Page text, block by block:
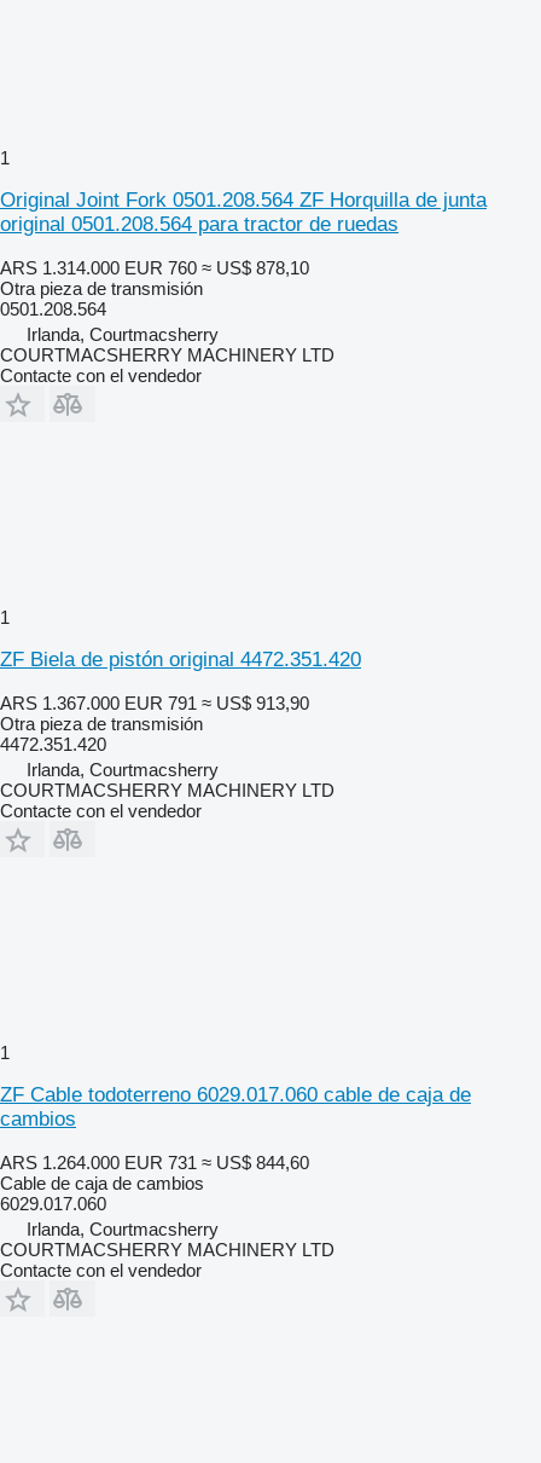
1
Original Joint Fork 0501.208.564 ZF Horquilla de junta
original 0501.208.564 para tractor de ruedas
ARS 1.314.000 EUR 760 ≈ US$ 878,10
Otra pieza de transmisión
0501.208.564
Irlanda, Courtmacsherry
COURTMACSHERRY MACHINERY LTD
Contacte con el vendedor
1
ZF Biela de pistón original 4472.351.420
ARS 1.367.000 EUR 791 ≈ US$ 913,90
Otra pieza de transmisión
4472.351.420
Irlanda, Courtmacsherry
COURTMACSHERRY MACHINERY LTD
Contacte con el vendedor
1
ZF Cable todoterreno 6029.017.060 cable de caja de
cambios
ARS 1.264.000 EUR 731 ≈ US$ 844,60
Cable de caja de cambios
6029.017.060
Irlanda, Courtmacsherry
COURTMACSHERRY MACHINERY LTD
Contacte con el vendedor